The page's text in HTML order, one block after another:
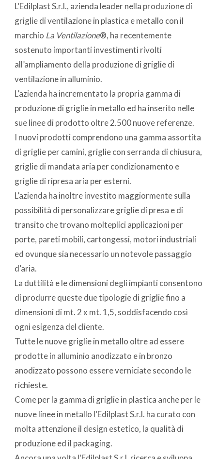
L’Edilplast S.r.l., azienda leader nella produzione di
griglie di ventilazione in plastica e metallo con il
marchio La Ventilazione®, ha recentemente
sostenuto importanti investimenti rivolti
all’ampliamento della produzione di griglie di
ventilazione in alluminio.
L’azienda ha incrementato la propria gamma di
produzione di griglie in metallo ed ha inserito nelle
sue linee di prodotto oltre 2.500 nuove referenze.
I nuovi prodotti comprendono una gamma assortita
di griglie per camini, griglie con serranda di chiusura,
griglie di mandata aria per condizionamento e
griglie di ripresa aria per esterni.
L’azienda ha inoltre investito maggiormente sulla
possibilità di personalizzare griglie di presa e di
transito che trovano molteplici applicazioni per
porte, pareti mobili, cartongessi, motori industriali
ed ovunque sia necessario un notevole passaggio
d’aria.
La duttilità e le dimensioni degli impianti consentono
di produrre queste due tipologie di griglie fino a
dimensioni di mt. 2 x mt. 1,5, soddisfacendo così
ogni esigenza del cliente.
Tutte le nuove griglie in metallo oltre ad essere
prodotte in alluminio anodizzato e in bronzo
anodizzato possono essere verniciate secondo le
richieste.
Come per la gamma di griglie in plastica anche per le
nuove linee in metallo l’Edilplast S.r.l. ha curato con
molta attenzione il design estetico, la qualità di
produzione ed il packaging.